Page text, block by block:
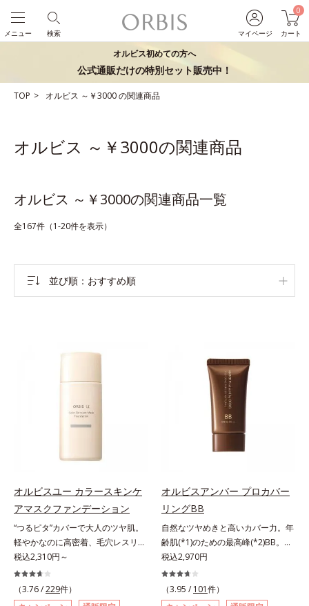
マイページ
0
カート
検索
メニュー
オルビス初めての方へ
公式通販だけの特別セット販売中！
TOP オルビス ～￥3000の関連商品
オルビス ～￥3000の関連商品
オルビス ～￥3000の関連商品一覧
全167件（1-20件を表示）
並び順 おすすめ順
オルビスユー カラースキンケ
アマスクファンデーション
“つるピタ”カバーで大人のツヤ肌。
軽やかなのに高密着、毛穴レスリキ
ッドファンデ。みずみずしく、とけ
込むように密着カバー毛穴レスでな
めらかな質感美へ導く、リキッドフ
ァンデーション「カバーはしたいけ
税込2,310円～
（3.76 /229件）
オルビスアンバー プロカバー
リングBB
自然なツヤめきと高いカバー力。年
齢肌(*1)のための最高峰(*2)BB。年
齢肌(*1)のための最高峰(*2)BBクリ
ームです。肌のアラを光でふわりと
とばし、くすみや凹凸も軽やかにカ
バー。さらに厚みのあるテクスチャ
税込2,970円
（3.95 / 101件）